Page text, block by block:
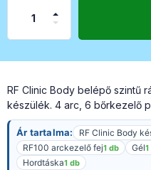
RF Clinic Body belépő szintű
készülék. 4 arc, 6 bőrkezelő
Ár tartalma: RF Clinic Body
RF100 arckezelő fej1 db Gél
Hordtáska1 db